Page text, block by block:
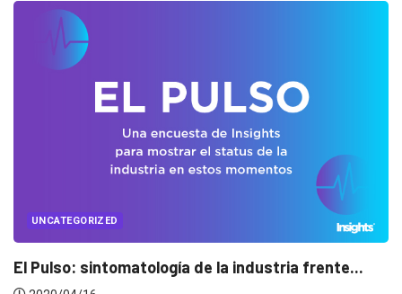
UNCATEGORIZED
Conectados en época de pausa